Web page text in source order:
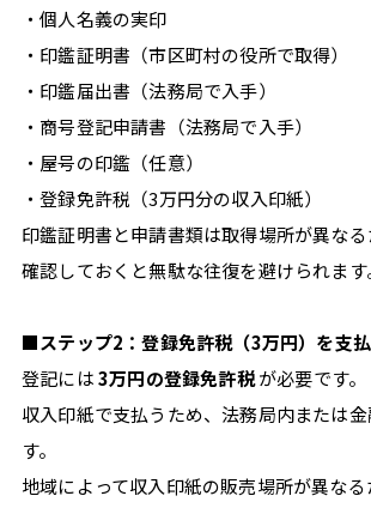
・個人名義の実印
・印鑑証明書（市区町村の役所で取得）
・印鑑届出書（法務局で入手）
・商号登記申請書（法務局で入手）
・屋号の印鑑（任意）
・登録免許税（3万円分の収入印紙）
印鑑証明書と申請書類は取得場所が異な
確認しておくと無駄な往復を避けられます
■ステップ2：登録免許税（3万円）を支
登記には3万円の登録免許税が必要です。
収入印紙で支払うため、法務局内または
す。
地域によって収入印紙の販売場所が異な